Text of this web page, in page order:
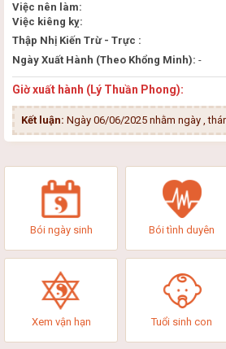
Việc nên làm:
Việc kiêng kỵ:
Thập Nhị Kiến Trừ - Trực :
Ngày Xuất Hành (Theo Khổng Minh): -
Giờ xuất hành (Lý Thuần Phong):
Kết luận: Ngày 06/06/2025 nhằm ngày ,
Bói ngày sinh Bói tình duyên
Xem vận hạn Tuổi sinh con